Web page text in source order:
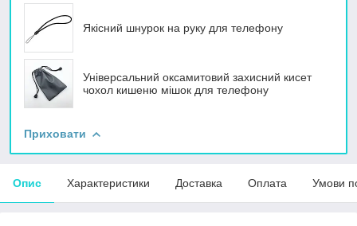
Якісний шнурок на руку для телефону
Універсальний оксамитовий захисний кисет
чохол кишеню мішок для телефону
Приховати
Опис Характеристики Доставка Оплата Умови